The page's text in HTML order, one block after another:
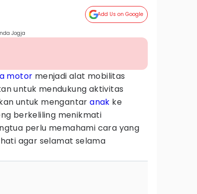
Add Us on Google
Jogja
motor menjadi alat mobilitas
untuk mendukung aktivitas
untuk mengantaranak ke
berkeliling menikmati
perlu memahami cara yang
agar selamat selama